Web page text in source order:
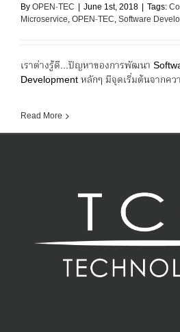
ByOPEN-TEC | June 1st, 2018 | Tags:
Microservice,OPEN-TEC,Software
เราต่างรู้ดี...ปัญหาของการพัฒนา
Development หลักๆ มีจุดเริ่มต้นจากคว
Read More